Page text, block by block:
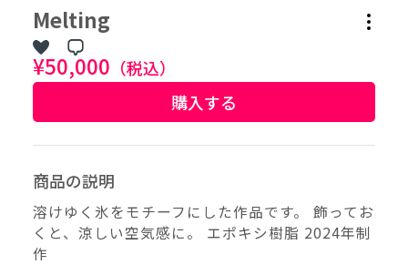
アーティストタグ
価格（指定）
サイズ（mm）
Melting
¥50,000 （税込）
購入する
商品の説明
溶けゆく氷をモチーフにした作品です。 飾ってお
くと、涼しい空気感に。 エポキシ樹脂 2024年制
作